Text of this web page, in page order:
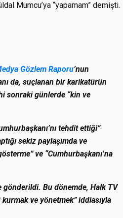
Mumcu’ya “yapamam” demişti.
Gözlem Raporu’nun
da, suçlanan bir karikatürün
sonraki günlerde “kin ve
tehdit ettiği”
sekiz paylaşımda ve
ve “Cumhurbaşkanı’na
gönderildi. Bu dönemde, Halk TV
ve yönetmek” iddiasıyla